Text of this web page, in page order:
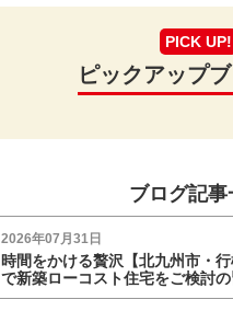
PICK UP!
ピックアップ
ブログ記事
2026年07月31日
時間をかける贅沢【北九州市・
で新築ローコスト住宅をご検討の